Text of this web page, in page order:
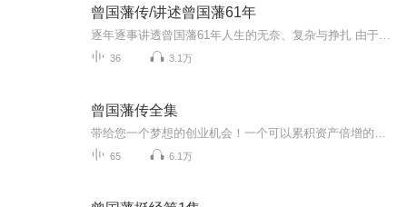
曾国藩传/讲述曾国藩61年
36 3.1万
曾国藩传全集
65 6.1万